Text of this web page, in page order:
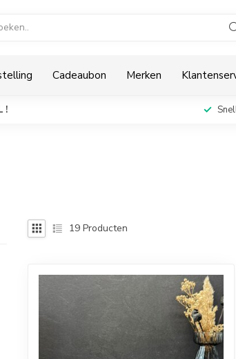
Cadeaubon Merken
!
19 Producten